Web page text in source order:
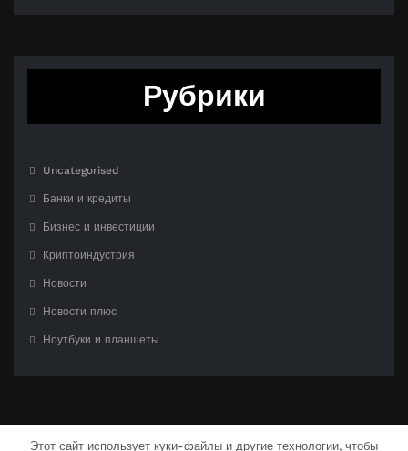
Рубрики
Uncategorised
Банки и кредиты
Бизнес и инвестиции
Криптоиндустрия
Новости
Новости плюс
Ноутбуки и планшеты
Этот сайт использует куки-файлы и другие технологии, чтобы